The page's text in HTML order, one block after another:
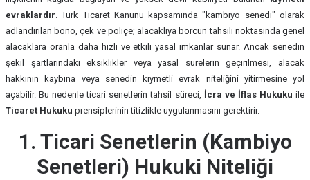
evraklardır. Türk Ticaret Kanunu kapsamında "kambiyo senedi" olarak
adlandırılan bono, çek ve poliçe; alacaklıya borcun tahsili noktasında genel
alacaklara oranla daha hızlı ve etkili yasal imkanlar sunar. Ancak senedin
şekil şartlarındaki eksiklikler veya yasal sürelerin geçirilmesi, alacak
hakkının kaybına veya senedin kıymetli evrak niteliğini yitirmesine yol
açabilir. Bu nedenle ticari senetlerin tahsil süreci, İcra ve İflas Hukuku ile
Ticaret Hukuku prensiplerinin titizlikle uygulanmasını gerektirir.
1. Ticari Senetlerin (Kambiyo
Senetleri) Hukuki Niteliği